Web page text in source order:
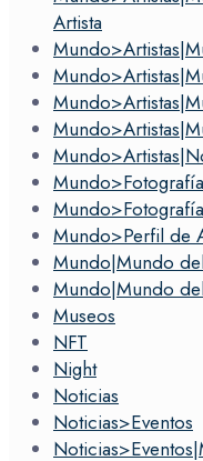
Artista
Mundo>Fotografía
Mundo>Perfil de
Mundo|Mundo
Mundo|Mundo
Museos
NFT
Night
Noticias
Noticias>Eventos